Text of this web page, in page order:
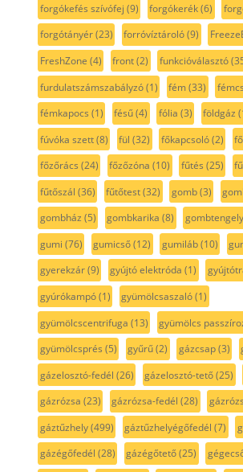
forgókefés szívófej (9) forgókerék(6)
forgótányér(23) forróvíztároló(9)
FreshZone (4) front(2) funkcióválasztó
furdulatszámszabályzó(1) fém(33)
fémkapocs (1) fésű(4) fólia (3) földgáz
fúvóka szett(8) fül (32) főkapcsoló(2)
főzőrács (24) főzőzóna (10) fűtés (25)
fűtőszál (36) fűtőtest(32) gomb(3)
gombház (5) gombkarika (8) gombtengely
gumi (76) gumicső(12) gumiláb(10)
gyerekzár(9) gyújtó elektróda (1)
gyúrókampó(1) gyümölcsaszaló(1)
gyümölcscentrifuga (13) gyümölcs
gyümölcsprés (5) gyűrű(2) gázcsap(3)
gázelosztó-fedél (26) gázelosztó-tető(25)
gázrózsa (23) gázrózsa-fedél (28)
gáztűzhely(499) gáztűzhelyégőfedél (7)
gázégőfedél (28) gázégőtető(25)